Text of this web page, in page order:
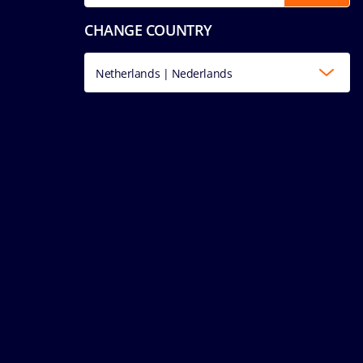
CHANGE COUNTRY
Netherlands | Nederlands